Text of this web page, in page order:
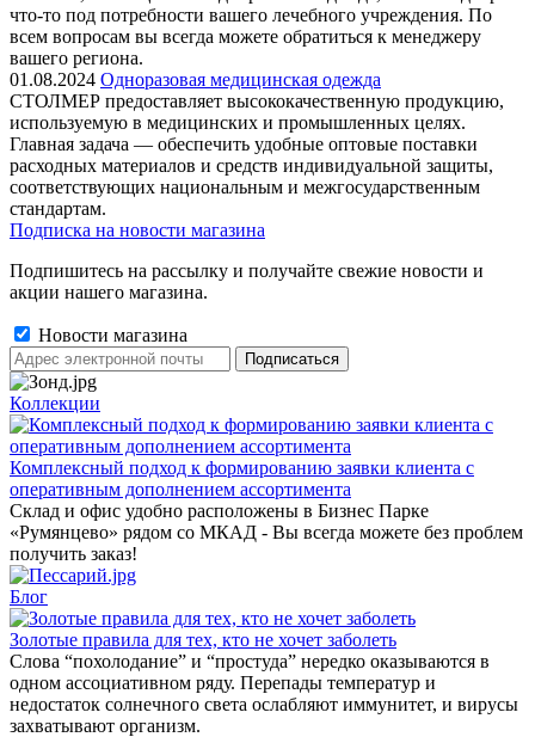
что-то под потребности вашего лечебного учреждения. По
всем вопросам вы всегда можете обратиться к менеджеру
вашего региона.
01.08.2024 Одноразовая медицинская одежда
СТОЛМЕР предоставляет высококачественную продукцию,
используемую в медицинских и промышленных целях.
Главная задача — обеспечить удобные оптовые поставки
расходных материалов и средств индивидуальной защиты,
соответствующих национальным и межгосударственным
стандартам.
Подписка на новости магазина
Подпишитесь на рассылку и получайте свежие новости и
акции нашего магазина.
Новости магазина
Коллекции
Комплексный подход к формированию заявки клиента с
оперативным дополнением ассортимента
Склад и офис удобно расположены в Бизнес Парке
«Румянцево» рядом со МКАД - Вы всегда можете без проблем
получить заказ!
Блог
Золотые правила для тех, кто не хочет заболеть
Слова “похолодание” и “простуда” нередко оказываются в
одном ассоциативном ряду. Перепады температур и
недостаток солнечного света ослабляют иммунитет, и вирусы
захватывают организм.